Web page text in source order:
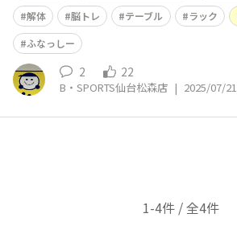
解体
脳トレ テーブル ラック
ふなっしー
2 22
B・SPORTS仙台松森店 | 2025/07/21
1-4件 / 全4件